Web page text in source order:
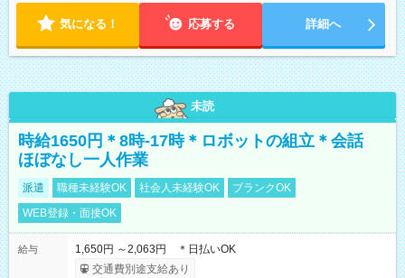
気になる！ 応募する 詳細へ
未読
時給1650円＊8時-17時＊ロボットの組立＊会話
ほぼなし一人作業
派遣 職種未経験OK 社会人未経験OK
ブランクOK
WEB登録・面接OK
給与
1,650円 ～2,063円 ＊日払いOK
交通費別途支給あり